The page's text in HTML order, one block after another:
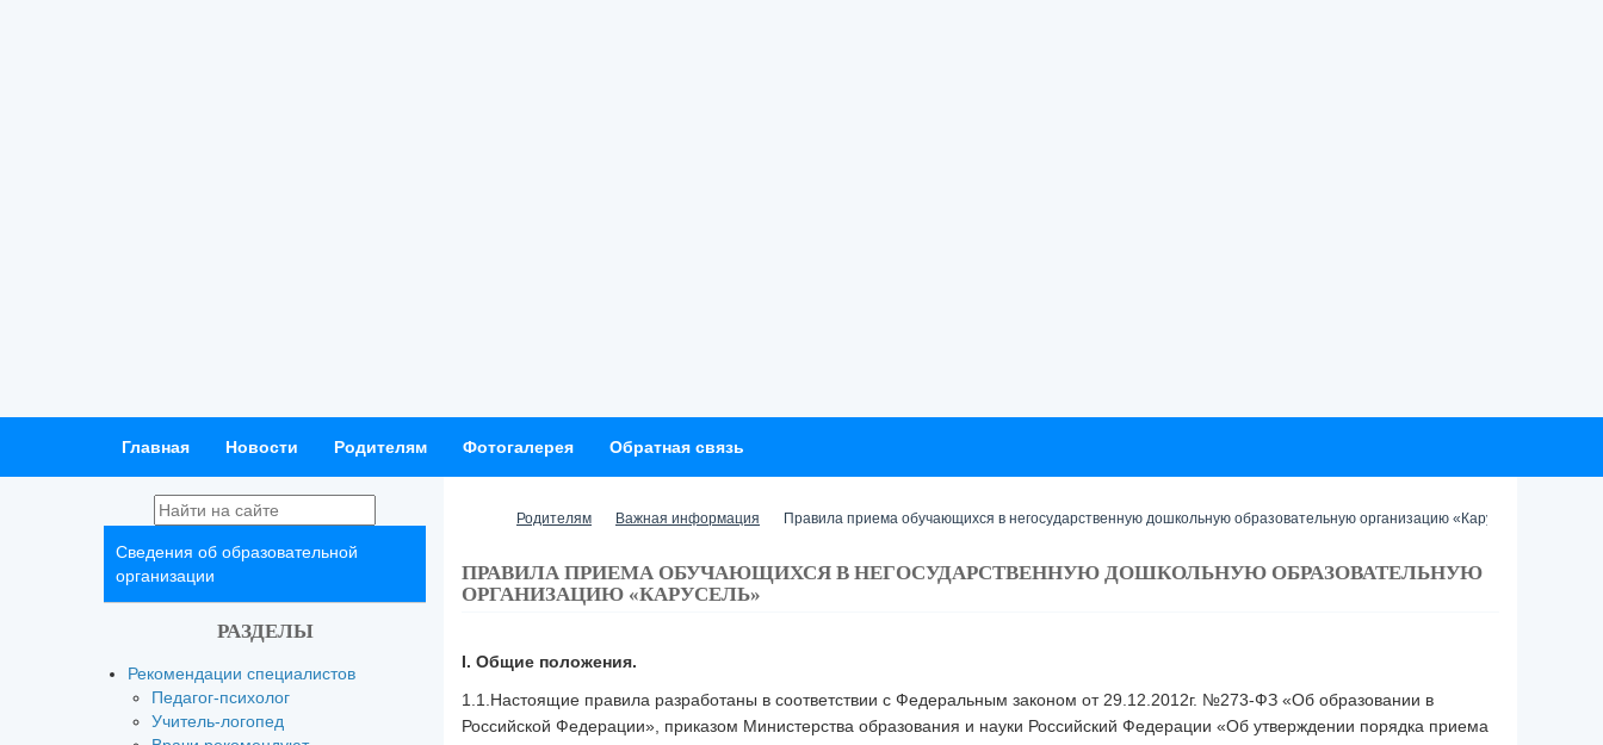
Главная Новости Родителям Фотогалерея Обратная связь
Родителям Важная информация Правила приема обучающихся в негосударственную дошкольную образовательную организацию «Карусель»
ПРАВИЛА ПРИЕМА ОБУЧАЮЩИХСЯ В НЕГОСУДАРСТВЕННУЮ ДОШКОЛЬНУЮ ОБРАЗОВАТЕЛЬНУЮ
ОРГАНИЗАЦИЮ «КАРУСЕЛЬ»
I. Общие положения.
1.1.Настоящие правила разработаны в соответствии с Федеральным законом от 29.12.2012г. №273-ФЗ «Об образовании в
Российской Федерации», приказом Министерства образования и науки Российский Федерации «Об утверждении порядка приема
Сведения об образовательной
организации
РАЗДЕЛЫ
Рекомендации специалистов
Педагог-психолог
Учитель-логопед